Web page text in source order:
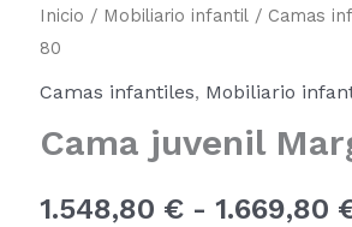
Inicio / Mobiliario infantil / Camas
80
Camas infantiles, Mobiliario
Cama juvenil
1.548,80 € - 1.669,80
Cama
Margarita
CA-
80
cantidad